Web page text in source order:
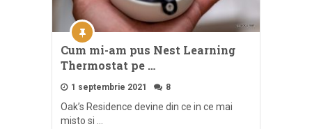
Cum mi-am pus Nest Learning
Thermostat pe …
1 septembrie 2021 8
Oak’s Residence devine din ce in ce mai
misto si …